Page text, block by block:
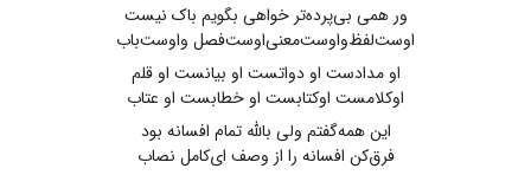
ور همی بی‌پرده‌تر خواهی بگویم باک نیست
اوست‌لفظ‌واوست‌معنی‌اوست‌فصل واوست‌باب
او مدادست او دواتست او بیانست او قلم
اوکلامست اوکتابست او خطابست او عتاب
این همه‌گفتم ولی بالله تمام افسانه بود
فرق‌کن افسانه را از وصف ای‌کامل نصاب